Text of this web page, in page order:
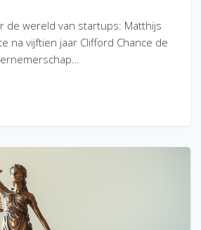
de wereld van startups: Matthijs
na vijftien jaar Clifford Chance de